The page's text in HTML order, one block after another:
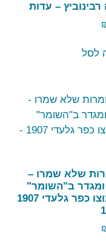
רבינוביץ – עדות
לסל
שלא שמרו –
ומגדר ב"השומר"
ובקיבוצו כפר גלעדי 1907